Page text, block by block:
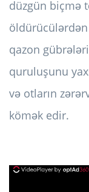
düzgün biçmə
qazon
quruluşunu
və otların
kömək edir.